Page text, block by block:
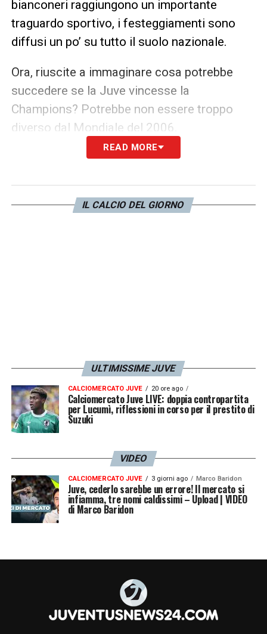
bianconeri raggiungono un importante
traguardo sportivo, i festeggiamenti sono
diffusi un po’ su tutto il suolo nazionale.
Ora, riuscite a immaginare cosa potrebbe
succedere se la Juve vincesse la
Champions? Potrebbe non essere troppo
diverso dal Mondiale del 2006.
READ MORE
IL CALCIO DEL GIORNO
ULTIMISSIME JUVE
CALCIOMERCATO JUVE 20 ore ago
Calciomercato Juve LIVE: doppia contropartita
per Lucumì, riflessioni in corso per il prestito di
Suzuki
VIDEO
CALCIOMERCATO JUVE 3 giorni ago Marco Baridon
Juve, cederlo sarebbe un errore! Il mercato si
infiamma, tre nomi caldissimi – Upload | VIDEO
di Marco Baridon